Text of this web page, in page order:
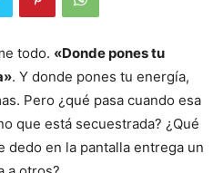
todo. «Donde pones tu
. Y donde pones tu energía,
Pero ¿qué pasa cuando esa
que está secuestrada? ¿Qué
dedo en la pantalla entrega un